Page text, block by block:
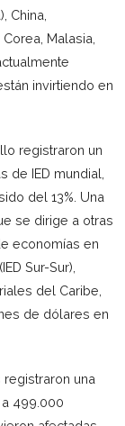
China,
Malasia,
invirtiendo en
registraron un
de IED mundial,
del 13%. Una
se dirige a otras
economías en
Sur-Sur),
del Caribe,
de dólares en
una
499.000